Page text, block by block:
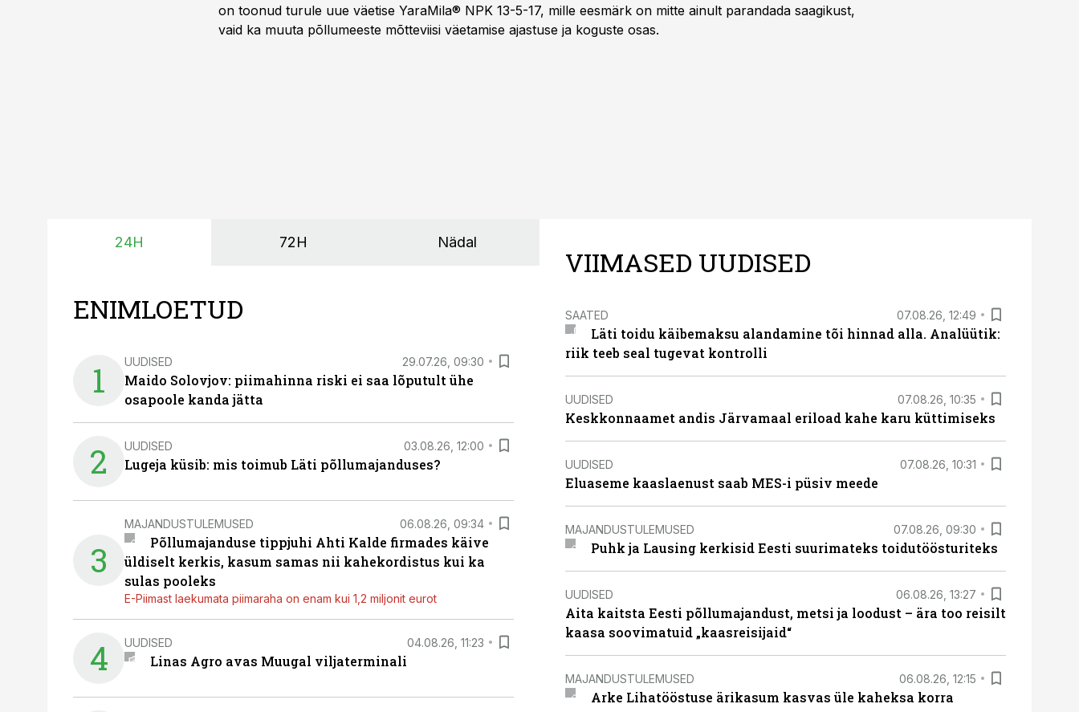
on toonud turule uue väetise YaraMila® NPK 13-5-17, mille eesmärk on mitte ainult parandada saagikust,
vaid ka muuta põllumeeste mõtteviisi väetamise ajastuse ja koguste osas.
24H 72H Nädal
ENIMLOETUD
1 UUDISED 29.07.26, 09:30
Maido Solovjov: piimahinna riski ei saa lõputult ühe
osapoole kanda jätta
2 UUDISED 03.08.26, 12:00
Lugeja küsib: mis toimub Läti põllumajanduses?
3
MAJANDUSTULEMUSED 06.08.26, 09:34
Põllumajanduse tippjuhi Ahti Kalde firmades käive
üldiselt kerkis, kasum samas nii kahekordistus kui ka
sulas pooleks
E-Piimast laekumata piimaraha on enam kui 1,2 miljonit eurot
4 UUDISED 04.08.26, 11:23
Linas Agro avas Muugal viljaterminali
VIIMASED UUDISED
SAATED 07.08.26, 12:49
Läti toidu käibemaksu alandamine tõi hinnad alla. Analüütik:
riik teeb seal tugevat kontrolli
UUDISED 07.08.26, 10:35
Keskkonnaamet andis Järvamaal eriload kahe karu küttimiseks
UUDISED 07.08.26, 10:31
Eluaseme kaaslaenust saab MES-i püsiv meede
MAJANDUSTULEMUSED 07.08.26, 09:30
Puhk ja Lausing kerkisid Eesti suurimateks toidutöösturiteks
UUDISED 06.08.26, 13:27
Aita kaitsta Eesti põllumajandust, metsi ja loodust – ära too reisilt
kaasa soovimatuid „kaasreisijaid“
MAJANDUSTULEMUSED 06.08.26, 12:15
Arke Lihatööstuse ärikasum kasvas üle kaheksa korra